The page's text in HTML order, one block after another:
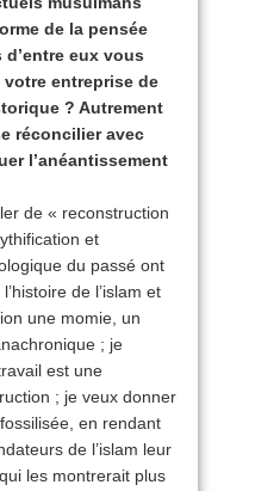
de la pensée
eux vous
entreprise de
? Autrement
réconcilier avec
l’anéantissement
de « reconstruction
et
du passé ont
de l’islam et
une momie, un
; je
est une
; je veux donner
en rendant
de l’islam leur
les montrerait plus